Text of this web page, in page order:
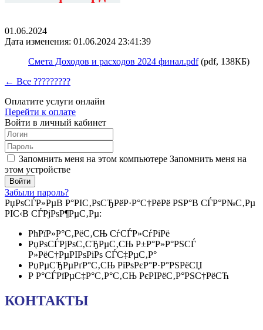
01.06.2024
Дата изменения: 01.06.2024 23:41:39
Смета Доходов и расходов 2024 финал.pdf(pdf, 138КБ)
← Все ?????????
Оплатите услуги онлайн
Перейти к оплате
Войти в личный кабинет
Запомнить меня на этом компьютере Запомнить меня на
этом устройстве
Забыли пароль?
РџРѕСЃР»РµВ Р°РІС‚РѕСЂРёР·Р°С†РёРё РЅР°В СЃР°Р№С‚Рµ
РІС‹В СЃРјРѕР¶РµС‚Рµ:
РћРїР»Р°С‚РёС‚СЊ СѓСЃР»СѓРіРё
РџРѕСЃРјРѕС‚СЂРµС‚СЊ Р±Р°Р»Р°РЅСЃ
Р»РёС†РµРІРѕРіРѕ СЃС‡РµС‚Р°
РџРµСЂРµРґР°С‚СЊ РїРѕРєР°Р·Р°РЅРёСЏ
Р Р°СЃРїРµС‡Р°С‚Р°С‚СЊ РєРІРёС‚Р°РЅС†РёСЋ
КОНТАКТЫ